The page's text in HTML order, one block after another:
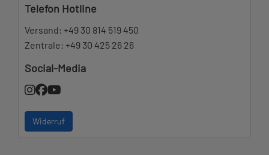
Telefon Hotline
Versand: +49 30 814 519 450
Zentrale: +49 30 425 26 26
Social-Media
Widerruf